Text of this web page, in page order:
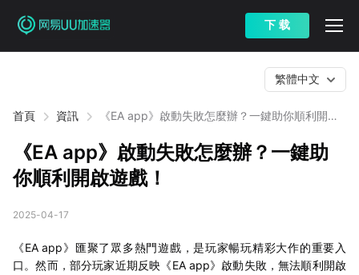
下 载
首頁 資訊
《EA app》啟動失敗怎麼辦？一鍵助你順利開啟
繁體中文
《EA app》啟動失敗怎麼辦？一鍵助
你順利開啟遊戲！
2025-04-17
《EA app》匯聚了眾多熱門遊戲，是玩家暢玩精彩大作的重要入
口。然而，部分玩家近期反映《EA app》啟動失敗，無法順利開啟